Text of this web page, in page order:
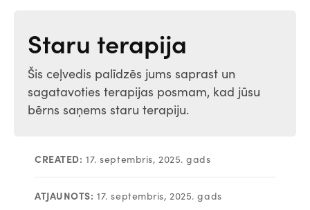
Staru terapija
Šis ceļvedis palīdzēs jums saprast un
sagatavoties terapijas posmam, kad jūsu
bērns saņems staru terapiju.
CREATED: 17. septembris, 2025. gads
ATJAUNOTS: 17. septembris, 2025. gads